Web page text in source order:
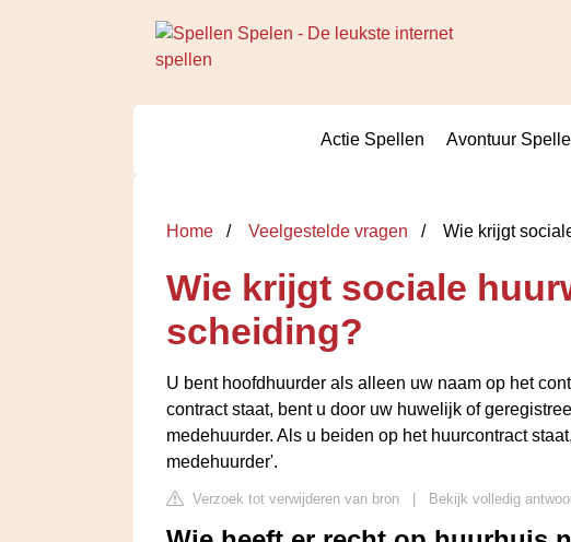
Actie Spellen Avontuur
Home Veelgestelde vragen Wie krijgt
Wie krijgt sociale
scheiding?
U bent hoofdhuurder als alleen uw naam op het
contract staat, bent u door uw huwelijk of
medehuurder. Als u beiden op het huurcontract
medehuurder'.
Verzoek tot verwijderen van bron Bekijk volledig